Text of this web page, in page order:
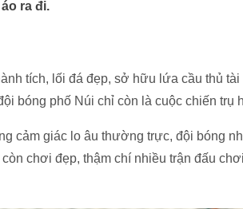
ra đi.
tích, lối đá đẹp, sở hữu lứa cầu thủ tài
bóng phố Núi chỉ còn là cuộc chiến trụ
cảm giác lo âu thường trực, đội bóng
chơi đẹp, thậm chí nhiều trận đấu